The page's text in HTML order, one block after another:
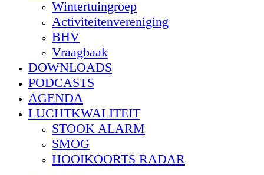
Wintertuingroep
Activiteitenvereniging
BHV
Vraagbaak
DOWNLOADS
PODCASTS
AGENDA
LUCHTKWALITEIT
STOOK ALARM
SMOG
HOOIKOORTS RADAR